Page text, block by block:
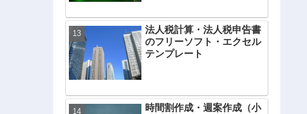
法人税計算・法人税申告書
のフリーソフト・エクセル
テンプレート
時間割作成・週案作成（小